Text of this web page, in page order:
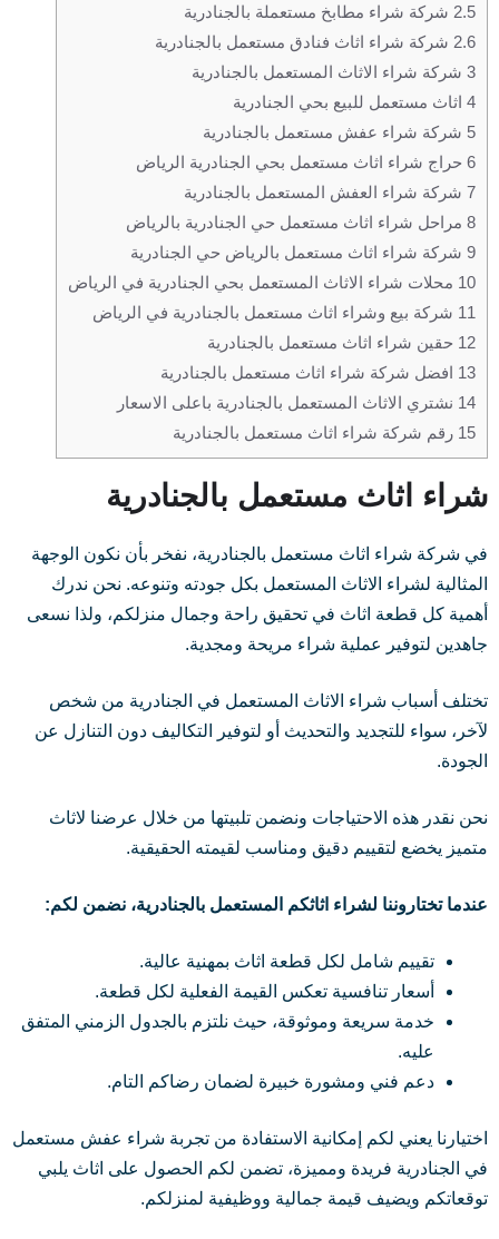
2.5شركة شراء مطابخ مستعملة بالجنادرية
2.6شركة شراء اثاث فنادق مستعمل بالجنادرية
3شركة شراء الاثاث المستعمل بالجنادرية
4اثاث مستعمل للبيع بحي الجنادرية
5شركة شراء عفش مستعمل بالجنادرية
6حراج شراء اثاث مستعمل بحي الجنادرية الرياض
7شركة شراء العفش المستعمل بالجنادرية
8مراحل شراء اثاث مستعمل حي الجنادرية بالرياض
9شركة شراء اثاث مستعمل بالرياض حي الجنادرية
10محلات شراء الاثاث المستعمل بحي الجنادرية في الرياض
11شركة بيع وشراء اثاث مستعمل بالجنادرية في الرياض
12حقين شراء اثاث مستعمل بالجنادرية
13افضل شركة شراء اثاث مستعمل بالجنادرية
14نشتري الاثاث المستعمل بالجنادرية باعلى الاسعار
15رقم شركة شراء اثاث مستعمل بالجنادرية
شراء اثاث مستعمل بالجنادرية
في شركة شراء اثاث مستعمل بالجنادرية، نفخر بأن نكون الوجهة
المثالية لشراء الاثاث المستعمل بكل جودته وتنوعه. نحن ندرك
أهمية كل قطعة اثاث في تحقيق راحة وجمال منزلكم، ولذا نسعى
جاهدين لتوفير عملية شراء مريحة ومجدية.
تختلف أسباب شراء الاثاث المستعمل في الجنادرية من شخص
لآخر، سواء للتجديد والتحديث أو لتوفير التكاليف دون التنازل عن
الجودة.
نحن نقدر هذه الاحتياجات ونضمن تلبيتها من خلال عرضنا لاثاث
متميز يخضع لتقييم دقيق ومناسب لقيمته الحقيقية.
عندما تختاروننا لشراء اثاثكم المستعمل بالجنادرية، نضمن لكم:
تقييم شامل لكل قطعة اثاث بمهنية عالية.
أسعار تنافسية تعكس القيمة الفعلية لكل قطعة.
خدمة سريعة وموثوقة، حيث نلتزم بالجدول الزمني المتفق
عليه.
دعم فني ومشورة خبيرة لضمان رضاكم التام.
اختيارنا يعني لكم إمكانية الاستفادة من تجربة شراء عفش مستعمل
في الجنادرية فريدة ومميزة، تضمن لكم الحصول على اثاث يلبي
توقعاتكم ويضيف قيمة جمالية ووظيفية لمنزلكم.